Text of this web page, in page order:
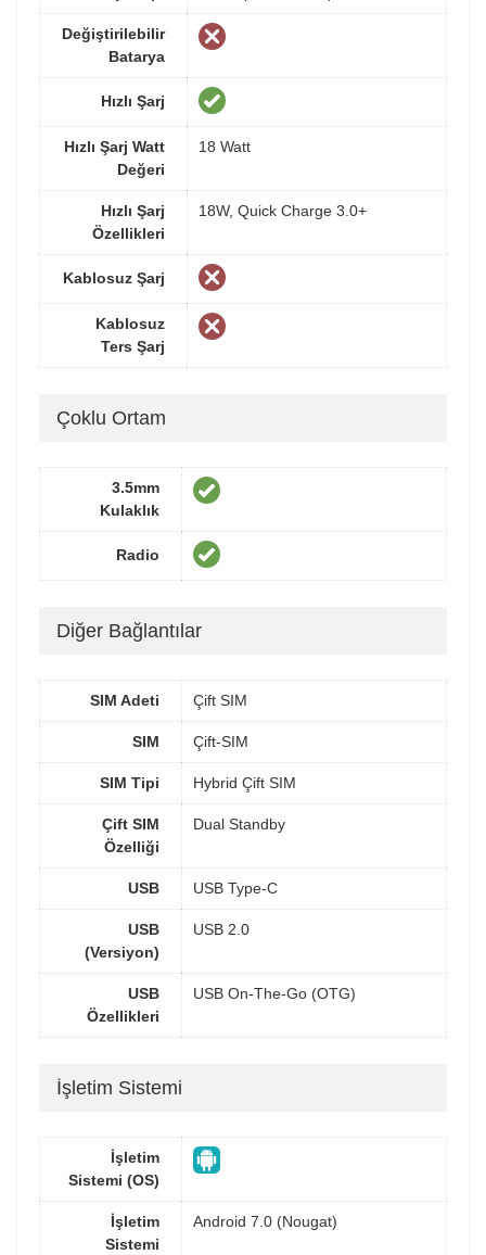
Değiştirilebilir
Batarya
Hızlı Şarj
Hızlı Şarj Watt
Değeri
18 Watt
Hızlı Şarj
Özellikleri
18W, Quick Charge 3.0+
Kablosuz Şarj
Kablosuz
Ters Şarj
Çoklu Ortam
3.5mm
Kulaklık
Radio
Diğer Bağlantılar
SIM Adeti Çift SIM
SIM Çift-SIM
SIM Tipi Hybrid Çift SIM
Çift SIM
Özelliği
Dual Standby
USB USB Type-C
USB
(Versiyon)
USB 2.0
USB
Özellikleri
USB On-The-Go (OTG)
İşletim Sistemi
İşletim
Sistemi (OS)
İşletim
Sistemi
Android 7.0 (Nougat)